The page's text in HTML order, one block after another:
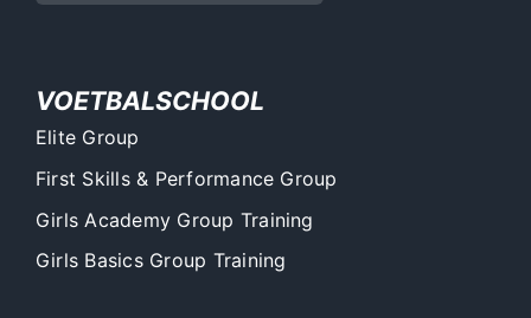
VOETBALSCHOOL
Elite Group
First Skills & Performance Group
Girls Academy Group Training
Girls Basics Group Training